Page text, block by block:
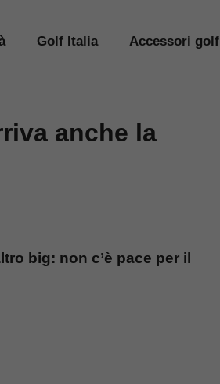
Golf Italia Accessori golf
anche la
big: non c’è pace per il